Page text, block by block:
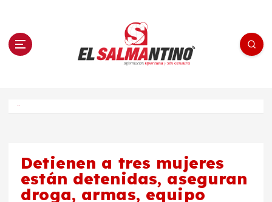
n El Salmantino - medios/noticias/editorial
Detienen a tres mujeres
están detenidas, aseguran
droga, armas, equipo